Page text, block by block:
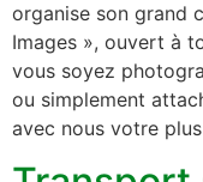
organise son grand
Images », ouvert à
vous soyez
ou simplement
avec nous votre